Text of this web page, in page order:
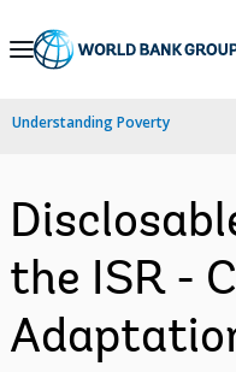
Skip
Navigation
Understanding Poverty
the ISR -